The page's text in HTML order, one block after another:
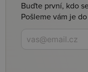
Buďte první, kdo
Pošleme vám je